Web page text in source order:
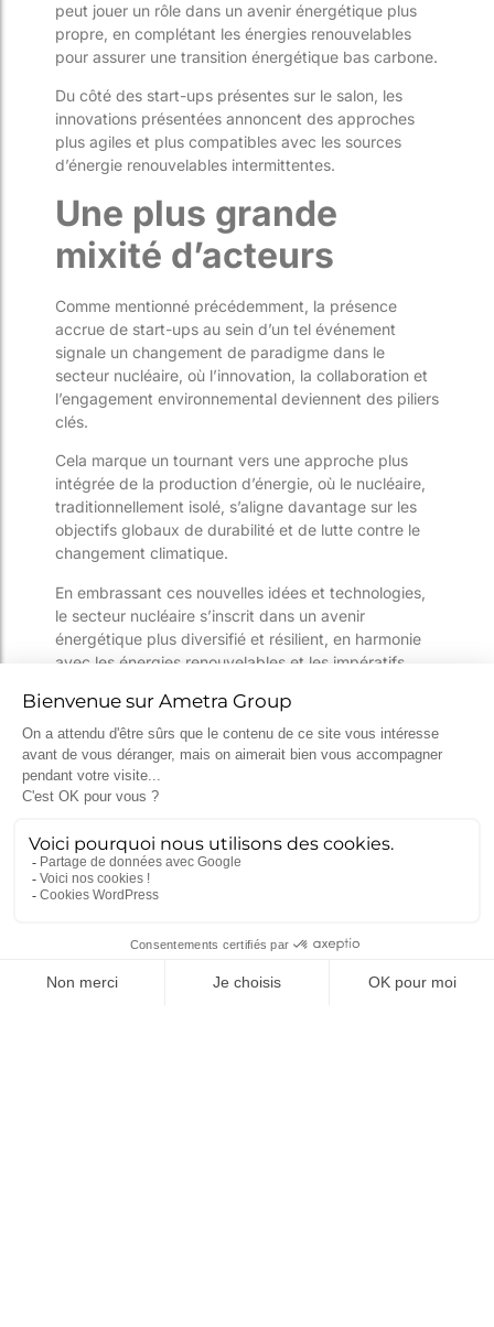
peut jouer un rôle dans un avenir énergétique plus
propre, en complétant les énergies renouvelables
pour assurer une transition énergétique bas carbone.
Du côté des start-ups présentes sur le salon, les
innovations présentées annoncent des approches
plus agiles et plus compatibles avec les sources
d’énergie renouvelables intermittentes.
Une plus grande
mixité d’acteurs
Comme mentionné précédemment, la présence
accrue de start-ups au sein d’un tel événement
signale un changement de paradigme dans le
secteur nucléaire, où l’innovation, la collaboration et
l’engagement environnemental deviennent des piliers
clés.
Cela marque un tournant vers une approche plus
intégrée de la production d’énergie, où le nucléaire,
traditionnellement isolé, s’aligne davantage sur les
objectifs globaux de durabilité et de lutte contre le
changement climatique.
En embrassant ces nouvelles idées et technologies,
le secteur nucléaire s’inscrit dans un avenir
énergétique plus diversifié et résilient, en harmonie
avec les énergies renouvelables et les impératifs
Le groupe Ametra
était bien sûr au WNE
!